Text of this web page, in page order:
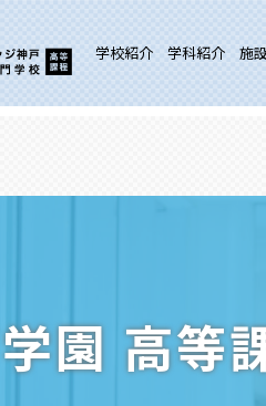
学校紹介 学科紹介 施
園 高等